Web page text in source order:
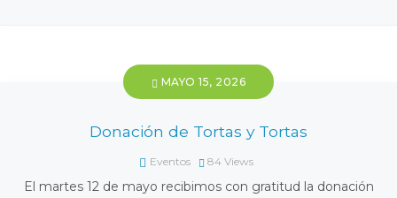
MAYO 15, 2026
Donación de Tortas y Tortas
Eventos 84 Views
El martes 12 de mayo recibimos con gratitud la donación